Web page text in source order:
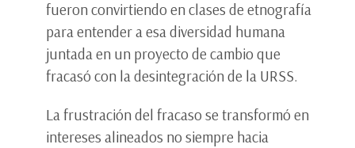
fueron convirtiendo en clases de etnografía
para entender a esa diversidad humana
juntada en un proyecto de cambio que
fracasó con la desintegración de la URSS.
La frustración del fracaso se transformó en
intereses alineados no siempre hacia